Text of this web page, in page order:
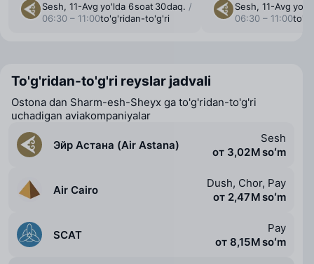
Sesh, 11-Avg
06:30 – 11:00
yo'lda 6 ⁠soat 30 ⁠daq. /
to'g'ridan-to'g'ri
Sesh, 11-Avg
06:30 – 11:00
To'g'ridan-to'g'ri reyslar jadvali
Ostona dan Sharm-esh-Sheyx ga to'g'ridan-to'g'ri
uchadigan aviakompaniyalar
Эйр Астана (Air Astana)
Sesh
от 3,02 M soʻm
Air Cairo
Dush, Chor, Pay
от 2,47 M soʻm
SCAT
Pay
от 8,15 M soʻm